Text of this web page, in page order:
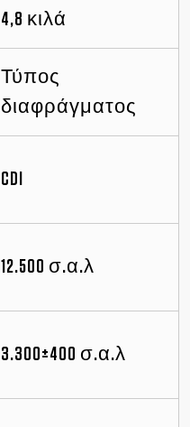
4,8 κιλά
Τύπος
διαφράγματος
CDI
12.500 σ.α.λ
3.300±400 σ.α.λ